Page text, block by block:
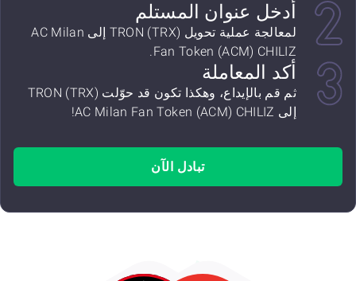
أدخل عنوان المستلم
لمعالجة عملية تحويل TRON (TRX) إلى AC Milan
Fan Token (ACM) CHILIZ.
أكد المعاملة
ثم قم بالإيداع، وهكذا تكون قد حوّلت TRON (TRX)
إلى AC Milan Fan Token (ACM) CHILIZ!
تبادل الآن